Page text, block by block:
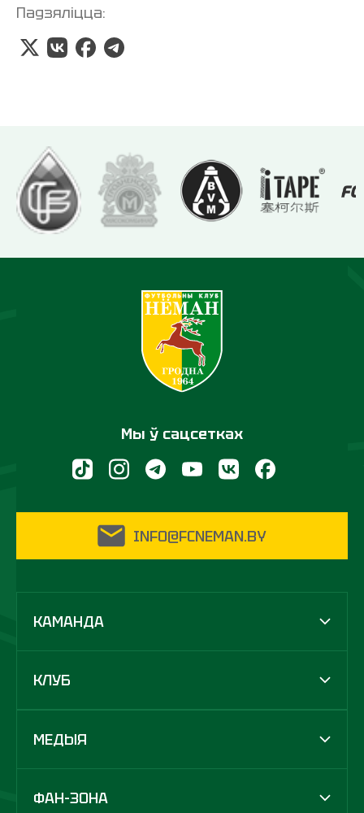
Падзяліцца:
Мы ў сацсетках
INFO@FCNEMAN.BY
КАМАНДА
КЛУБ
МЕДЫЯ
ФАН-ЗОНА